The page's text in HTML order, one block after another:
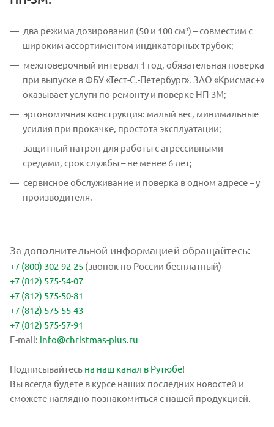
два режима дозирования (50 и 100 см³) – совместим с
широким ассортиментом индикаторных трубок;
межповерочный интервал 1 год, обязательная поверка
при выпуске в ФБУ «Тест-С.-Петербург». ЗАО «Крисмас+»
оказывает услуги по ремонту и поверке НП-3М;
эргономичная конструкция: малый вес, минимальные
усилия при прокачке, простота эксплуатации;
защитный патрон для работы с агрессивными
средами, срок службы – не менее 6 лет;
сервисное обслуживание и поверка в одном адресе – у
производителя.
За дополнительной информацией обращайтесь:
+7 (800) 302-92-25 (звонок по России бесплатный)
+7 (812) 575-54-07
+7 (812) 575-50-81
+7 (812) 575-55-43
+7 (812) 575-57-91
E-mail: info@christmas-plus.ru
Подписывайтесь на наш канал в Рутюбе!
Вы всегда будете в курсе наших последних новостей и
сможете наглядно познакомиться с нашей продукцией.